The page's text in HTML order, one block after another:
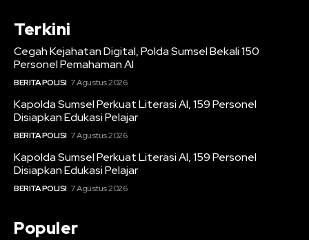
Terkini
Cegah Kejahatan Digital, Polda Sumsel Bekali 150
Personel Pemahaman AI
BERITA POLISI 7 Agustus 2026
Kapolda Sumsel Perkuat Literasi AI, 159 Personel
Disiapkan Edukasi Pelajar
BERITA POLISI 7 Agustus 2026
Kapolda Sumsel Perkuat Literasi AI, 159 Personel
Disiapkan Edukasi Pelajar
BERITA POLISI 7 Agustus 2026
Populer